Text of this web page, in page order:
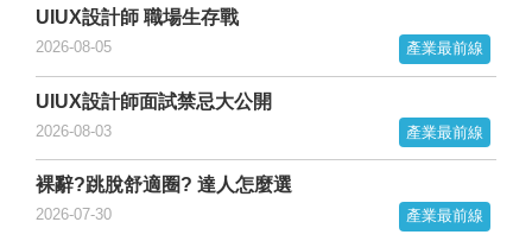
UIUX設計師 職場生存戰
2026-08-05 產業最前線
UIUX設計師面試禁忌大公開
2026-08-03 產業最前線
裸辭?跳脫舒適圈? 達人怎麼選
2026-07-30 產業最前線